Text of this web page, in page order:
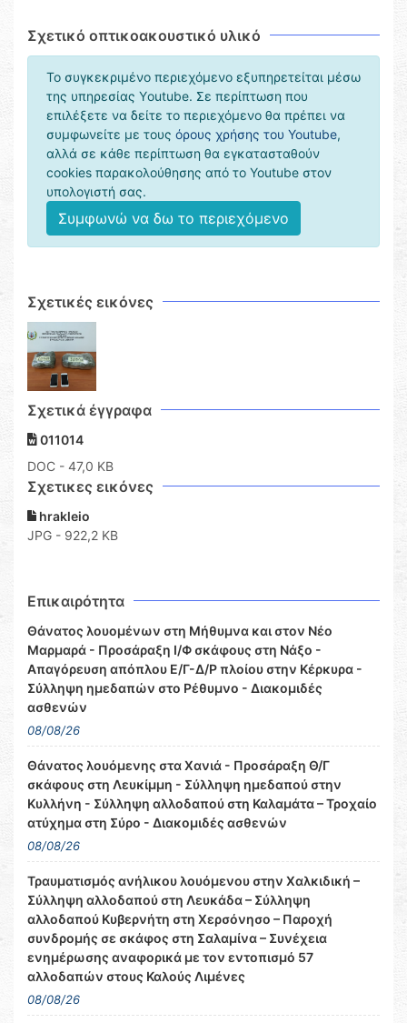
Σχετικό οπτικοακουστικό υλικό
Το συγκεκριμένο περιεχόμενο εξυπηρετείται μέσω
της υπηρεσίας Υoutube. Σε περίπτωση που
επιλέξετε να δείτε το περιεχόμενο θα πρέπει να
συμφωνείτε με τους όρους χρήσης του Youtube,
αλλά σε κάθε περίπτωση θα εγκατασταθούν
cookies παρακολούθησης από το Youtube στον
υπολογιστή σας.
Συμφωνώ να δω το περιεχόμενο
Σχετικές εικόνες
Σχετικά έγγραφα
011014
DOC - 47,0 KB
Σχετικες εικόνες
hrakleio
JPG - 922,2 KB
Επικαιρότητα
Θάνατος λουομένων στη Μήθυμνα και στον Νέο
Μαρμαρά - Προσάραξη Ι/Φ σκάφους στη Νάξο -
Απαγόρευση απόπλου Ε/Γ-Δ/Ρ πλοίου στην Κέρκυρα -
Σύλληψη ημεδαπών στο Ρέθυμνο - Διακομιδές
ασθενών
08/08/26
Θάνατος λουόμενης στα Χανιά - Προσάραξη Θ/Γ
σκάφους στη Λευκίμμη - Σύλληψη ημεδαπού στην
Κυλλήνη - Σύλληψη αλλοδαπού στη Καλαμάτα – Τροχαίο
ατύχημα στη Σύρο - Διακομιδές ασθενών
08/08/26
Τραυματισμός ανήλικου λουόμενου στην Χαλκιδική –
Σύλληψη αλλοδαπού στη Λευκάδα – Σύλληψη
αλλοδαπού Κυβερνήτη στη Χερσόνησο – Παροχή
συνδρομής σε σκάφος στη Σαλαμίνα – Συνέχεια
ενημέρωσης αναφορικά με τον εντοπισμό 57
αλλοδαπών στους Καλούς Λιμένες
08/08/26